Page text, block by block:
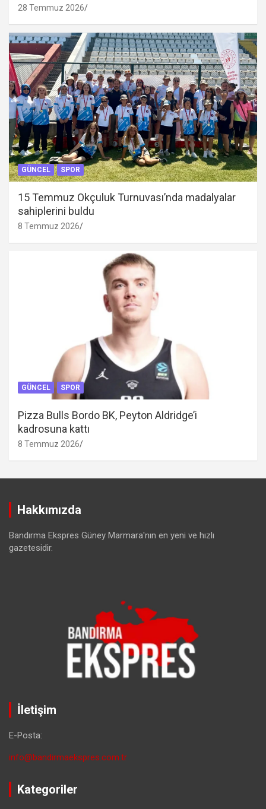
28 Temmuz 2026
GÜNCEL SPOR
15 Temmuz Okçuluk Turnuvası’nda madalyalar
sahiplerini buldu
8 Temmuz 2026
GÜNCEL SPOR
Pizza Bulls Bordo BK, Peyton Aldridge’i
kadrosuna kattı
8 Temmuz 2026
Hakkımızda
Bandırma Ekspres Güney Marmara'nın en yeni ve hızlı
gazetesidir.
İletişim
E-Posta:
info@bandirmaekspres.com.tr
Kategoriler